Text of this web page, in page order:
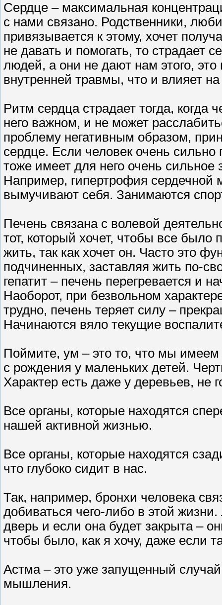
Сердце – максимальная
с нами связано. Родственники,
привязывается к этому, хочет
не давать и помогать, то страдает
людей, а они не дают нам этого,
внутренней травмы, что и влияет
Ритм сердца страдает тогда, когда
него важном, и не может
проблему негативным образом,
сердце. Если человек очень сильно
тоже имеет для него очень сильное
Например, гипертрофия сердечной
вымучивают себя. Занимаются
Печень связана с волевой
тот, который хочет, чтобы все было
жить, так как хочет он. Часто это
подчиненных, заставляя жить по-
гепатит – печень перегревается и
Наоборот, при безвольном
трудно, печень теряет силу –
Начинаются вяло текущие
Поймите, ум – это то, что мы имеем
с рождения у маленьких детей.
Характер есть даже у деревьев, не
Все органы, которые находятся
нашей активной жизнью.
Все органы, которые находятся
что глубоко сидит в нас.
Так, например, бронхи человека
добиваться чего-либо в этой
дверь и если она будет закрыта –
чтобы было, как я хочу, даже если
Астма – это уже запущенный
мышления.